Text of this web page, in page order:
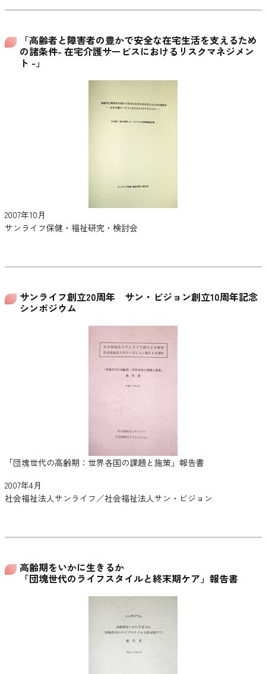
「高齢者と障害者の豊かで安全な在宅生活を支えるため
の諸条件- 在宅介護サービスにおけるリスクマネジメン
ト -」
2007年10月
サンライフ保健・福祉研究・検討会
サンライフ創立20周年 サン・ビジョン創立10周年記念
シンポジウム
「団塊世代の高齢期：世界各国の課題と施策」報告書
2007年4月
社会福祉法人サンライフ／社会福祉法人サン・ビジョン
高齢期をいかに生きるか
「団塊世代のライフスタイルと終末期ケア」報告書